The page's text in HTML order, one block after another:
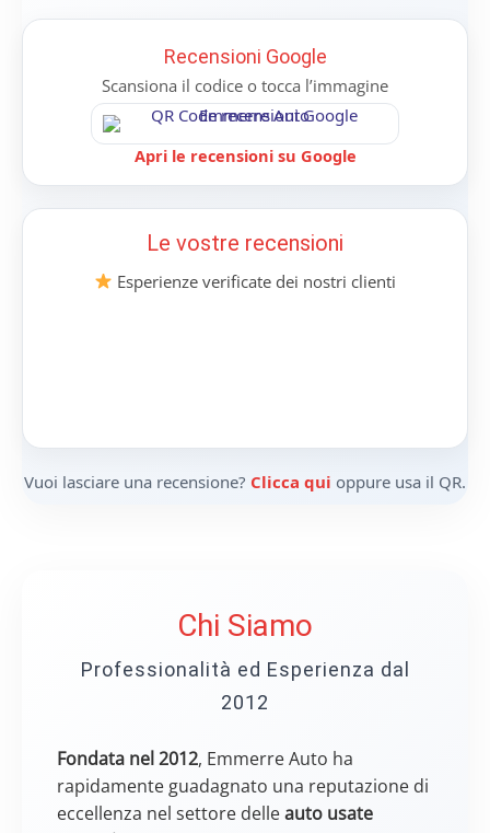
Recensioni Google
Scansiona il codice o tocca l’immagine
Apri le recensioni su Google
Le vostre recensioni
Esperienze verificate dei nostri clienti
Vuoi lasciare una recensione? Clicca qui oppure usa il QR.
Chi Siamo
Professionalità ed Esperienza dal
2012
Fondata nel 2012, Emmerre Auto ha
rapidamente guadagnato una reputazione di
eccellenza nel settore delleauto usate